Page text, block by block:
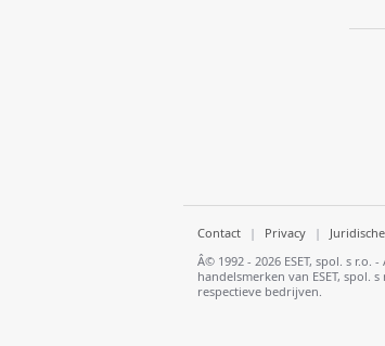
Contact | Privacy |
Â© 1992 - 2026 ESET, spol. s
handelsmerken van ESET, spol.
respectieve bedrijven.